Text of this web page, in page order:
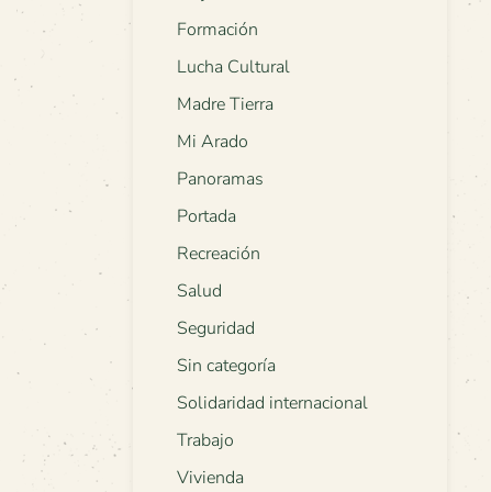
Formación
Lucha Cultural
Madre Tierra
Mi Arado
Panoramas
Portada
Recreación
Salud
Seguridad
Sin categoría
Solidaridad internacional
Trabajo
Vivienda